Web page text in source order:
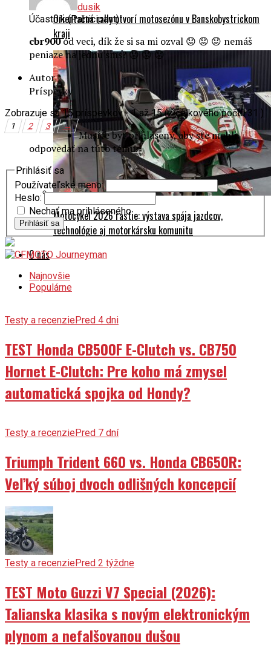
Orientačná rally otvorí motosezónu v Banskobystrickom
kraji
Motocykel 2026 rastie: výstava spája jazdcov,
technológie aj motorkársku komunitu
O nás
dusik
Účastník (Participant)
cbr900od veci, dík že si sa mi ozval 😟 😟 😟 nemáš
peniaze na jednu sms? 😟 😟 😟
Autor
Príspevky
Zobrazuje sa 15 príspevkov - 1 až 15 (z celkového počtu 31 )
1 2 3 →
Musíte byť prihlásený, aby ste mohli
odpovedať na túto tému.
Prihlásiť sa
Používateľské meno:
Heslo:
Nechať ma prihláseného
Prihlásiť sa
Najnovšie
Populárne
Testy a recenziePred 4 dni
TEST Honda CB500F E-Clutch vs. CB750
Hornet E-Clutch: Pre koho má zmysel
automatická spojka od Hondy?
Testy a recenziePred 7 dní
Triumph Trident 660 vs. Honda CB650R:
Veľký súboj dvoch odlišných koncepcií
Testy a recenziePred 2 týždne
TEST Moto Guzzi V7 Special (2026):
Talianska klasika s novým elektronickým
plynom a nefalšovanou dušou